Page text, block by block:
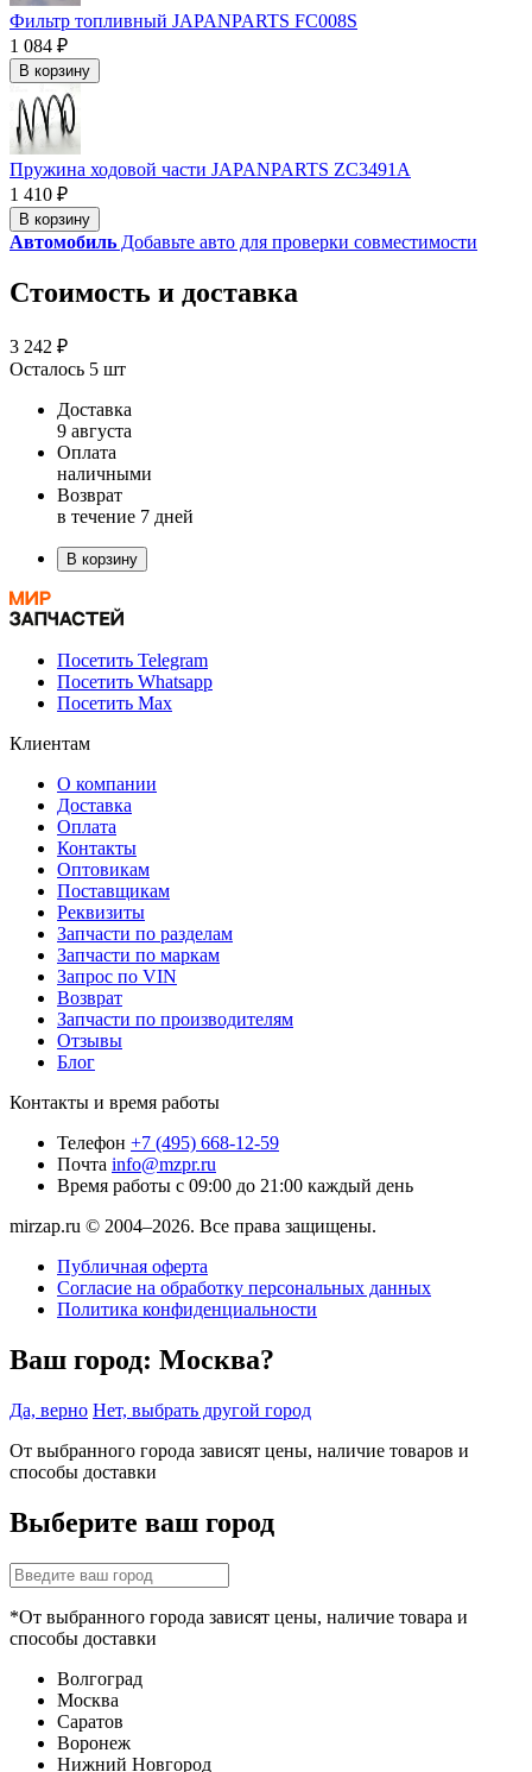
Фильтр топливный JAPANPARTS FC008S
1 084 ₽
В корзину
Пружина ходовой части JAPANPARTS ZC3491A
1 410 ₽
В корзину
Автомобиль Добавьте авто для проверки совместимости
Стоимость и доставка
3 242 ₽
Осталось 5 шт
Доставка
9 августа
Оплата
наличными
Возврат
в течение 7 дней
В корзину
Посетить Telegram
Посетить Whatsapp
Посетить Max
Клиентам
О компании
Доставка
Оплата
Контакты
Оптовикам
Поставщикам
Реквизиты
Запчасти по разделам
Запчасти по маркам
Запрос по VIN
Возврат
Запчасти по производителям
Отзывы
Блог
Контакты и время работы
Телефон +7 (495) 668-12-59
Почта info@mzpr.ru
Время работы с 09:00 до 21:00 каждый день
mirzap.ru © 2004–2026. Все права защищены.
Публичная оферта
Согласие на обработку персональных данных
Политика конфиденциальности
Ваш город: Москва?
Да, верно Нет, выбрать другой город
От выбранного города зависят цены, наличие товаров и
способы доставки
Выберите ваш город
*От выбранного города зависят цены, наличие товара и
способы доставки
Волгоград
Москва
Саратов
Воронеж
Нижний Новгород